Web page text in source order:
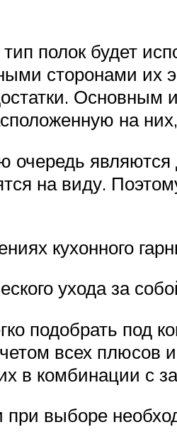
полок будет
сторонами их
Основным
на
очередь
на виду.
кухонного
ухода за
подобрать под
всех плюсов
в комбинации с
при выборе